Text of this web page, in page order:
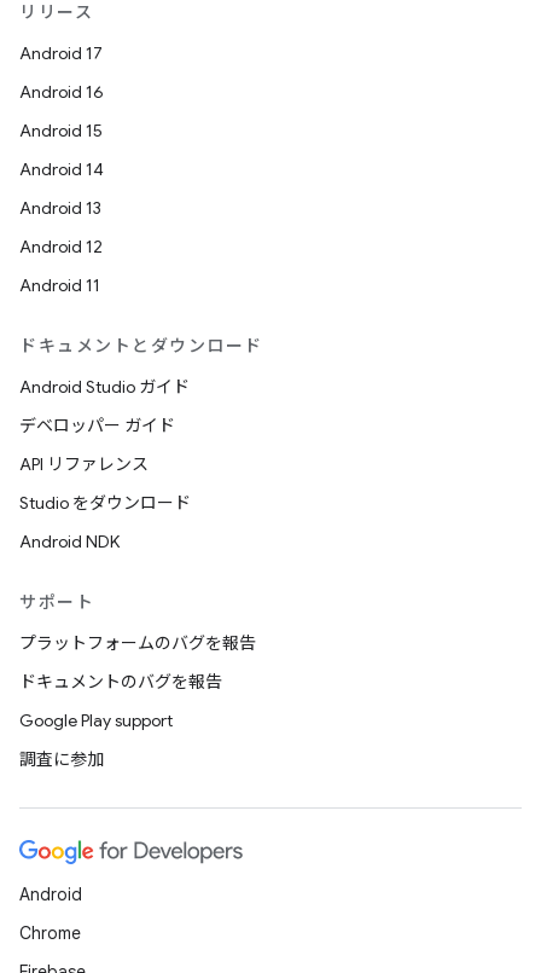
リリース
Android 17
Android 16
Android 15
Android 14
Android 13
Android 12
Android 11
ドキュメントとダウンロード
Android Studio ガイド
デベロッパー ガイド
API リファレンス
Studio をダウンロード
Android NDK
サポート
プラットフォームのバグを報告
ドキュメントのバグを報告
Google Play support
調査に参加
Android
Chrome